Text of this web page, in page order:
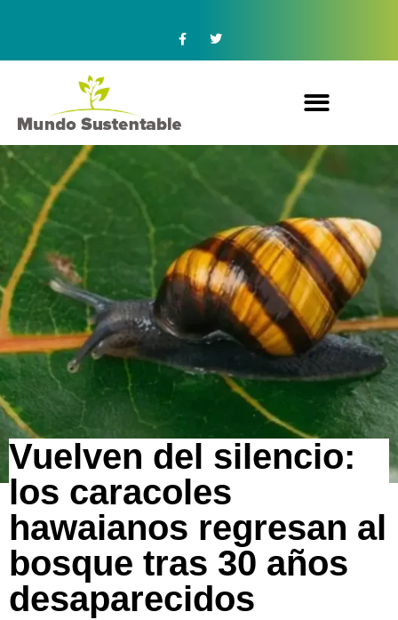
Vuelven del silencio:
los caracoles
hawaianos regresan al
bosque tras 30 años
desaparecidos